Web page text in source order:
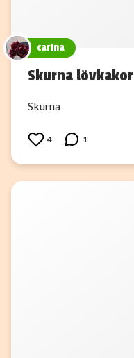
carina
Skurna lövkakor
Skurna
4 1